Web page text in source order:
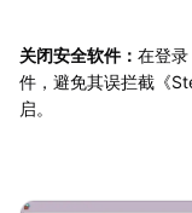
关闭安全软件： 在登
件，避免其误拦截《
启。